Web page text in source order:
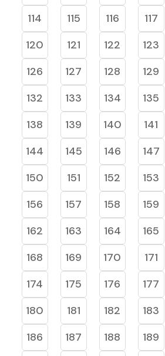
114
115 116 117
120
121 122 123
126
127 128 129
132
133 134 135
138
139 140 141
144
145 146 147
150
151 152 153
156
157 158 159
162
163 164 165
168
169 170 171
174
175 176 177
180
181 182 183
186
187 188 189